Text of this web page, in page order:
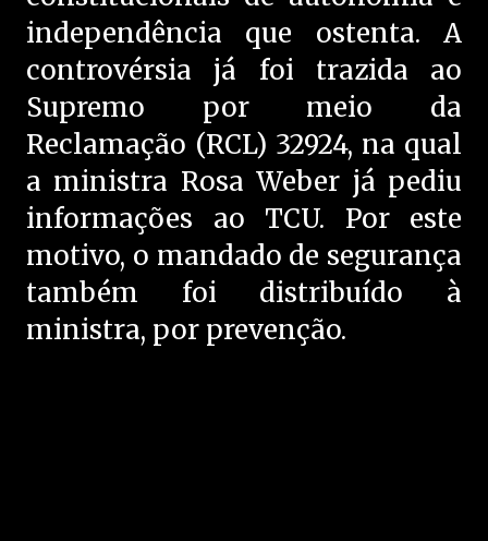
independência que ostenta. A
controvérsia já foi trazida ao
Supremo por meio da
Reclamação (RCL) 32924, na qual
a ministra Rosa Weber já pediu
informações ao TCU. Por este
motivo, o mandado de segurança
também foi distribuído à
ministra, por prevenção.